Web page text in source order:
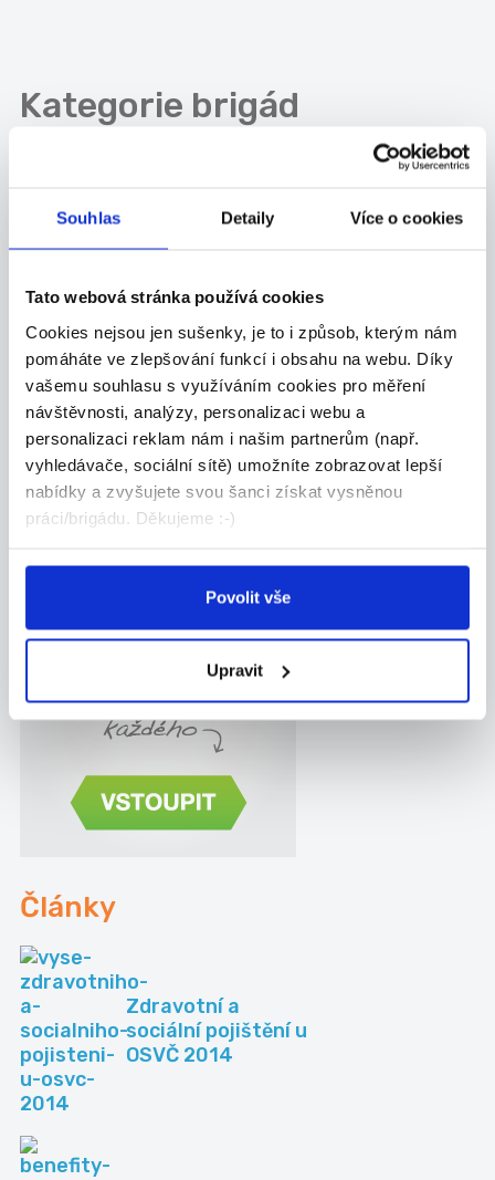
Souhlas Detaily Více o cookies
Tato webová stránka používá cookies
Cookies nejsou jen sušenky, je to i způsob, kterým nám
pomáháte ve zlepšování funkcí i obsahu na webu. Díky
vašemu souhlasu s využíváním cookies pro měření
návštěvnosti, analýzy, personalizaci webu a
personalizaci reklam nám i našim partnerům (např.
vyhledávače, sociální sítě) umožníte zobrazovat lepší
nabídky a zvyšujete svou šanci získat vysněnou
práci/brigádu. Děkujeme :-)
Povolit vše
Upravit
Kategorie brigád
Manuální
Obchod-služby
Města
Nové Město na
Moravě
Žďár nad
Sázavou
Velké Meziříčí
Bystřice nad
Pernštejnem
Články
Zdravotní a
sociální pojištění u
OSVČ 2014